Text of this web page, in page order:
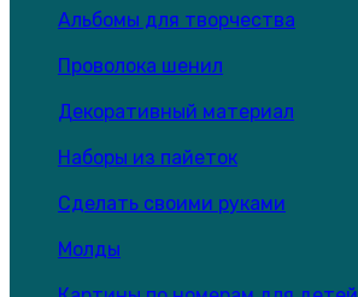
Альбомы для творчества
Проволока шенил
Декоративный материал
Наборы из пайеток
Сделать своими руками
Молды